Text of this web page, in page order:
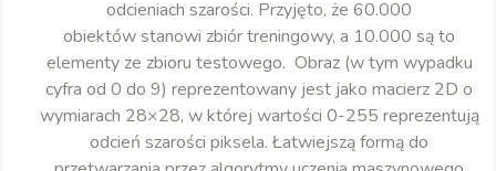
odcieniach szarości. Przyjęto, że 60.000
obiektów stanowi zbiór treningowy, a 10.000 są to
elementy ze zbioru testowego. Obraz (w tym wypadku
cyfra od 0 do 9) reprezentowany jest jako macierz 2D o
wymiarach 28×28, w której wartości 0-255 reprezentują
odcień szarości piksela. Łatwiejszą formą do